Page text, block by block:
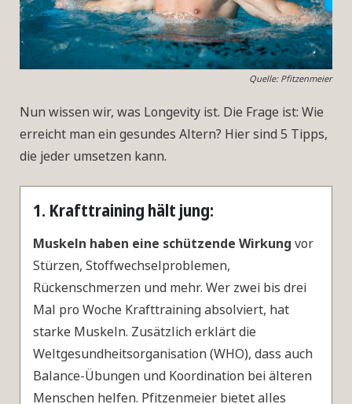
Quelle: Pfitzenmeier
Nun wissen wir, was Longevity ist. Die Frage ist: Wie
erreicht man ein gesundes Altern? Hier sind 5 Tipps,
die jeder umsetzen kann.
1. Krafttraining hält jung:
Muskeln haben eine schützende Wirkung vor
Stürzen, Stoffwechselproblemen,
Rückenschmerzen und mehr. Wer zwei bis drei
Mal pro Woche Krafttraining absolviert, hat
starke Muskeln. Zusätzlich erklärt die
Weltgesundheitsorganisation (WHO), dass auch
Balance-Übungen und Koordination bei älteren
Menschen helfen. Pfitzenmeier bietet alles